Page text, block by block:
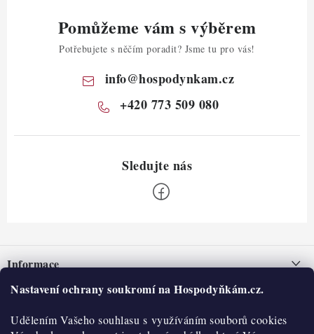
Nastavení ochrany soukromí na Hospodyňkám.cz.
Udělením Vašeho souhlasu s využíváním souborů cookies
Pomůžeme vám s výběrem
Potřebujete s něčím poradit? Jsme tu pro vás!
info@hospodynkam.cz
+420 773 509 080
pInformace
Nepřevzetí zásilky na dobírku
Obchodní podmínky
O nás
Historie